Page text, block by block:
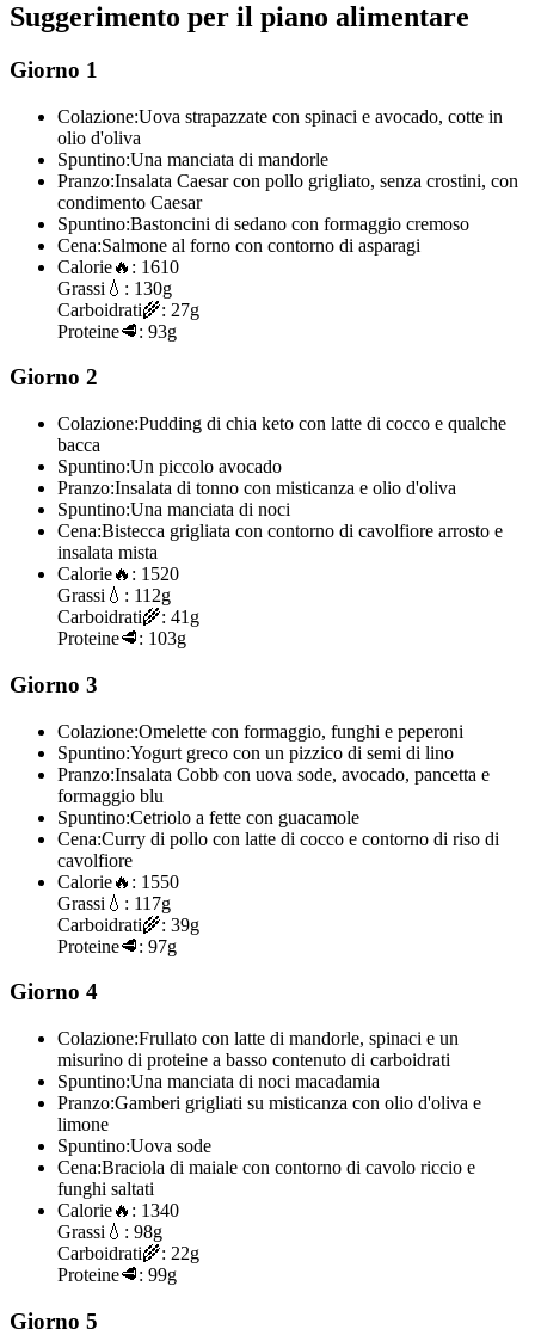
Suggerimento per il piano alimentare
Giorno 1
Colazione:Uova strapazzate con spinaci e avocado, cotte in
olio d'oliva
Spuntino:Una manciata di mandorle
Pranzo:Insalata Caesar con pollo grigliato, senza crostini, con
condimento Caesar
Spuntino:Bastoncini di sedano con formaggio cremoso
Cena:Salmone al forno con contorno di asparagi
Calorie🔥: 1610
Grassi 💧: 130g
Carboidrati🌾: 27g
Proteine🥩: 93g
Giorno 2
Colazione:Pudding di chia keto con latte di cocco e qualche
bacca
Spuntino:Un piccolo avocado
Pranzo:Insalata di tonno con misticanza e olio d'oliva
Spuntino:Una manciata di noci
Cena:Bistecca grigliata con contorno di cavolfiore arrosto e
insalata mista
Calorie🔥: 1520
Grassi 💧: 112g
Carboidrati🌾: 41g
Proteine🥩: 103g
Giorno 3
Colazione:Omelette con formaggio, funghi e peperoni
Spuntino:Yogurt greco con un pizzico di semi di lino
Pranzo:Insalata Cobb con uova sode, avocado, pancetta e
formaggio blu
Spuntino:Cetriolo a fette con guacamole
Cena:Curry di pollo con latte di cocco e contorno di riso di
cavolfiore
Calorie🔥: 1550
Grassi 💧: 117g
Carboidrati🌾: 39g
Proteine🥩: 97g
Giorno 4
Colazione:Frullato con latte di mandorle, spinaci e un
misurino di proteine a basso contenuto di carboidrati
Spuntino:Una manciata di noci macadamia
Pranzo:Gamberi grigliati su misticanza con olio d'oliva e
limone
Spuntino:Uova sode
Cena:Braciola di maiale con contorno di cavolo riccio e
funghi saltati
Calorie🔥: 1340
Grassi 💧: 98g
Carboidrati🌾: 22g
Proteine🥩: 99g
Giorno 5